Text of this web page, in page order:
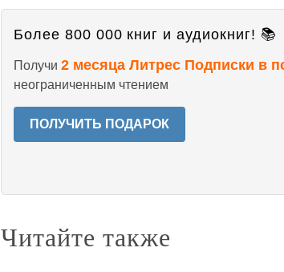
Более 800 000 книг и аудиокниг! 📚
Получи 2 месяца Литрес Подписки в
неограниченным чтением
ПОЛУЧИТЬ ПОДАРОК
Читайте также